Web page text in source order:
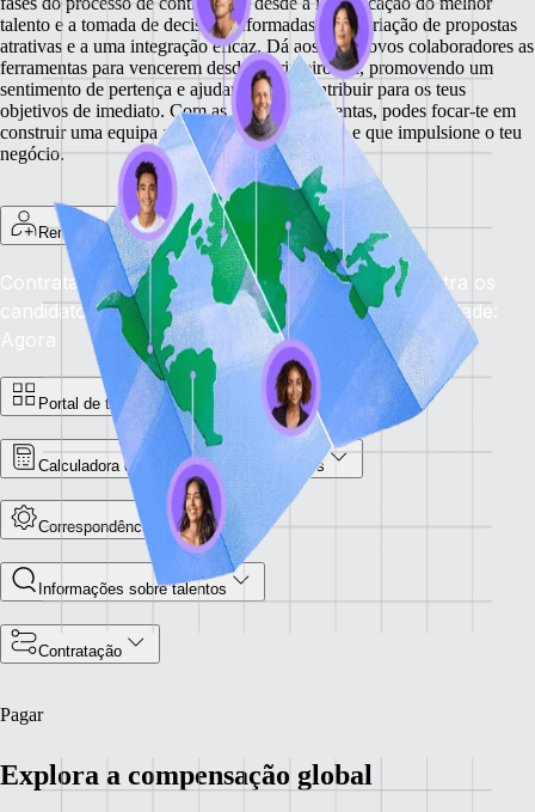
talento e a tomada de decisões informadas, até à criação de propostas
atrativas e a uma integração eficaz. Dá aos teus novos colaboradores as
ferramentas para vencerem desde o primeiro dia, promovendo um
sentimento de pertença e ajudando-os a contribuir para os teus
objetivos de imediato. Com as nossas ferramentas, podes focar-te em
construir uma equipa alinhada com a tua visão e que impulsione o teu
negócio.
Remote Recruit
Contrata os melhores, em qualquer lugar: encontra os
candidatos ideais de forma mais rápida.Disponibilidade:
Agora
Portal de trabalhos remotos
Calculadora de custos com trabalhadores
Correspondências por IA
Informações sobre talentos
Contratação
Pagar
Explora a compensação global